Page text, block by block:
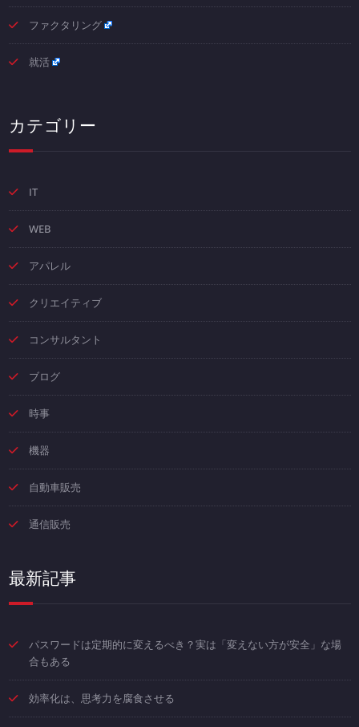
ファクタリング
就活
カテゴリー
IT
WEB
アパレル
クリエイティブ
コンサルタント
ブログ
時事
機器
自動車販売
通信販売
最新記事
パスワードは定期的に変えるべき？実は「変えない方が安全」な場
合もある
効率化は、思考力を腐食させる